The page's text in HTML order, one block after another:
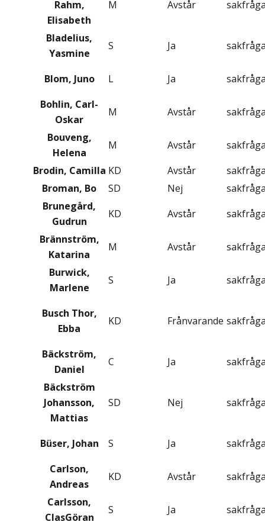
Rahm,
Elisabeth
M Avstår
Bladelius,
Yasmine
S Ja
Blom, Juno L Ja
Bohlin, Carl-
Oskar
M Avstår
Bouveng,
Helena
M Avstår
Brodin, Camilla KD Avstår
Broman, Bo
SD Nej
Brunegård,
Gudrun
KD Avstår
Brännström,
Katarina
M Avstår
Burwick,
Marlene
S Ja
Busch Thor,
Ebba
KD Frånvarande
Bäckström,
Daniel
C Ja
Bäckström
Johansson,
Mattias
SD Nej
Büser, Johan S Ja
Carlson,
Andreas
KD Avstår
Carlsson,
ClasGöran
S Ja